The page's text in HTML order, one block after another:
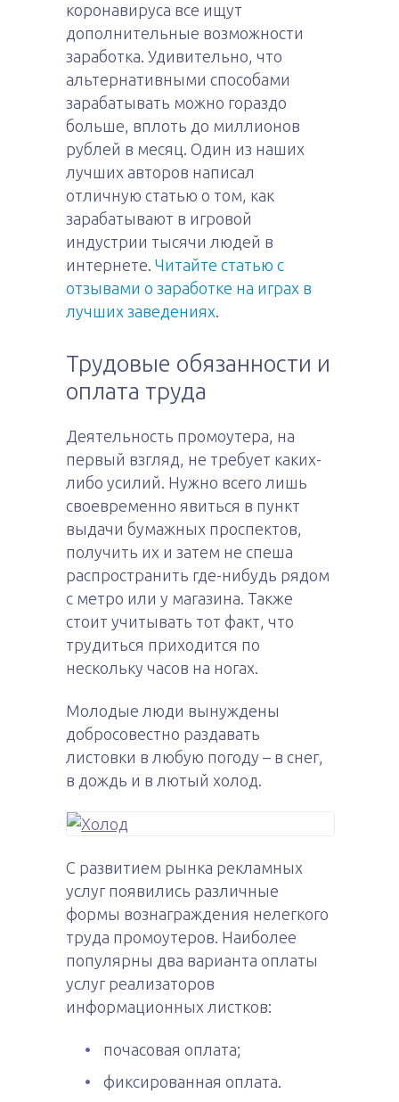
коронавируса все ищут
дополнительные возможности
заработка. Удивительно, что
альтернативными способами
зарабатывать можно гораздо
больше, вплоть до миллионов
рублей в месяц. Один из наших
лучших авторов написал
отличную статью о том, как
зарабатывают в игровой
индустрии тысячи людей в
интернете. Читайте статью с
отзывами о заработке на играх в
лучших заведениях.
Трудовые обязанности и
оплата труда
Деятельность промоутера, на
первый взгляд, не требует каких-
либо усилий. Нужно всего лишь
своевременно явиться в пункт
выдачи бумажных проспектов,
получить их и затем не спеша
распространить где-нибудь рядом
с метро или у магазина. Также
стоит учитывать тот факт, что
трудиться приходится по
нескольку часов на ногах.
Молодые люди вынуждены
добросовестно раздавать
листовки в любую погоду – в снег,
в дождь и в лютый холод.
С развитием рынка рекламных
услуг появились различные
формы вознаграждения нелегкого
труда промоутеров. Наиболее
популярны два варианта оплаты
услуг реализаторов
информационных листков:
почасовая оплата;
фиксированная оплата.